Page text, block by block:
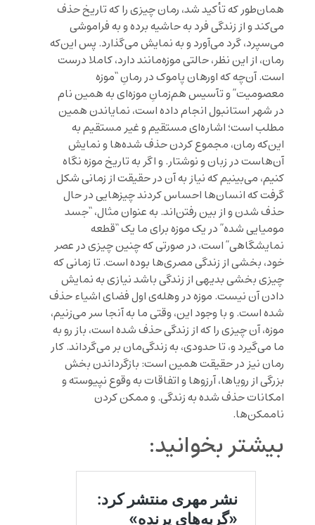
همان‌طور که تأکید شد، رمان چیزی را که تاریخ حذف
می‌کند و از زندگی فرد به حاشیه برده و به فراموشی
می‌سپرد، گرد می‌آورد و به نمایش می‌گذارد. پس این‌که
رمان، از این نظر، حالتی موزه‌مانند دارد، کاملا درست
است. آن‌چه که اورهان پاموک در رمانِ “موزه
معصومیت” و تآسیس هم‌زمانِ موزه‌ای به همین نام
در شهر استانبول انجام داده است، نمایاندن همین
مطلب است؛ اشار‌ه‌ای مستقیم و غیر مستقیم به
این‌که رمان، مجموع کردن حذف شده‌ها و نمایش
آن‌هاست در زبان و نوشتار. و اگر به تاریخ موزه نگاه
کنیم، می‌بینیم که نیاز به آن در حقیقت از زمانی شکل
گرفت که انسان‌ها احساس کردند چیزهایی در حال
حذف شدن و از بین رفتن‌اند. به عنوان مثال، “جسد
مومیایی شده” در یک موزه برای ما یک “قطعه
نمایشگاهی” است، در صورتی که چنین چیزی در عصر
خود، بخشی از زندگی مصری‌ها بوده است. تا زمانی که
چیزی بخشی بدیهی از زندگی باشد نیازی به نمایش
دادن آن نیست. موزه در وهله‌ی اول فضای اشیاء حذف
شده است. و با وجود این، وقتی ما به آنجا سر می‌زنیم،
موزه، آن چیزی را که از زندگی حذف شده است، باز رو به
ما می‌گیرد و، تا حدودی، به زندگی‌مان بر می‌گرداند. کار
رمان نیز در حقیقت همین است: بازگرداندن بخش
بزرگی از رویاها، آرزوها و اتفاقات به وقوع نپیوسته و
امکانات حذف شده به زندگی. و ممکن کردن
ناممکن‌ها.
بیشتر بخوانید: